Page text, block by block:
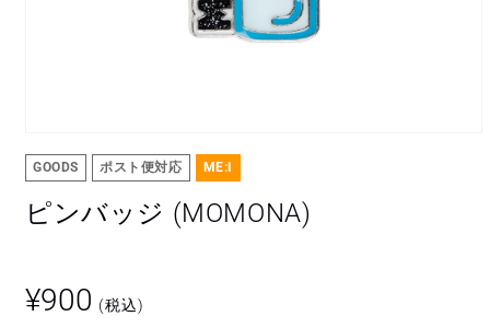
ー
ダ
ル
で
ア
GOODS ポスト便対応 ME:I
ピンバッジ (MOMONA)
通
常
¥900 (税込)